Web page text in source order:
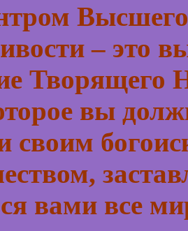
– это
Творящего
вы
своим
вами все